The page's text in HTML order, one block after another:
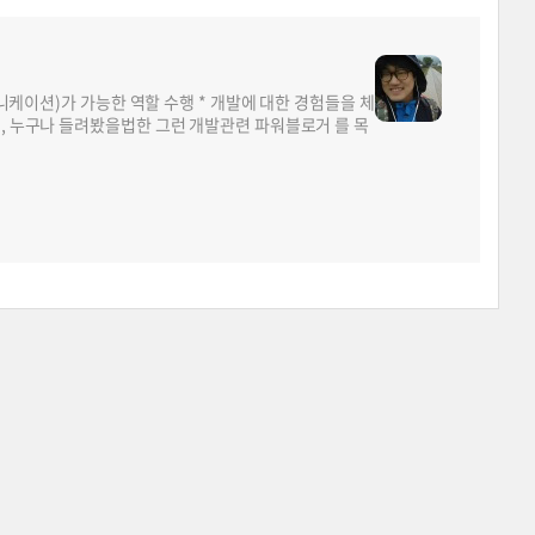
이션)가 가능한 역할 수행 * 개발에 대한 경험들을 체
구나 들려봤을법한 그런 개발관련 파워블로거 를 목